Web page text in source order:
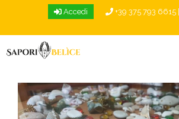
Accedi +39 375 793 6615